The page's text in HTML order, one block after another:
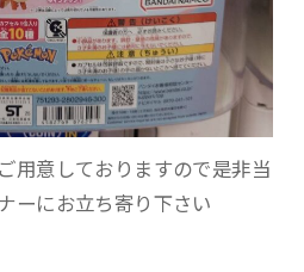
用意しておりますので是非当
ーにお立ち寄り下さい